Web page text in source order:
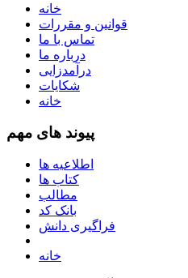
خانه
قوانین و مقررات
تماس با ما
درباره ما
درآمدزایی
شکایات
خانه
پیوند های مهم
اطلاعیه ها
کتاب ها
مطالب
بانک کد
فراگیری دانش
خانه